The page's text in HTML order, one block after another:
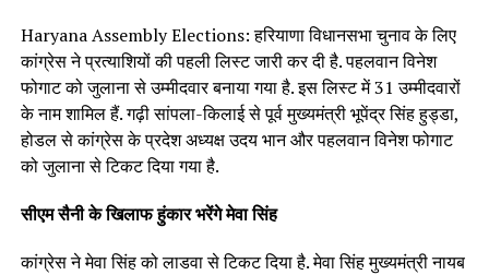
Haryana Assembly Elections: हरियाणा विधानसभा चुनाव के लिए
कांग्रेस ने प्रत्याशियों की पहली लिस्ट जारी कर दी है. पहलवान विनेश
फोगाट को जुलाना से उम्मीदवार बनाया गया है. इस लिस्ट में 31 उम्मीदवारों
के नाम शामिल हैं. गढ़ी सांपला-किलाई से पूर्व मुख्यमंत्री भूपेंद्र सिंह हुड्डा,
होडल से कांग्रेस के प्रदेश अध्यक्ष उदय भान और पहलवान विनेश फोगाट
को जुलाना से टिकट दिया गया है.
सीएम सैनी के खिलाफ हुंकार भरेंगे मेवा सिंह
कांग्रेस ने मेवा सिंह को लाडवा से टिकट दिया है. मेवा सिंह मुख्यमंत्री नायब